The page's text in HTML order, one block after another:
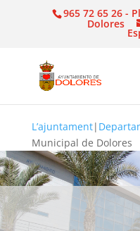
965 72 65 26 -
Dolores
L’ajuntament|
Municipal de Dolores